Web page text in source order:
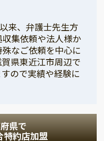
来、弁護士先生方
集依頼や法人様か
なご依頼を中心に
県東近江市周辺で
ので実績や経験に
県で
特約店加盟